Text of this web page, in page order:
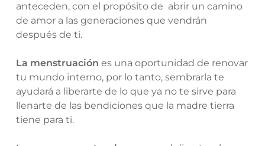
anteceden, con el propósito de abrir un camino
de amor a las generaciones que vendrán
después de ti.
La menstruación es una oportunidad de renovar
tu mundo interno, por lo tanto, sembrarla te
ayudará a liberarte de lo que ya no te sirve para
llenarte de las bendiciones que la madre tierra
tiene para ti.